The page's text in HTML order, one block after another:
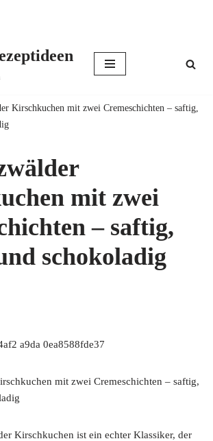
Kirschkuchen mit zwei Cremeschichten – saftig,
mit zwei
– saftig,
schokoladig
mit zwei Cremeschichten – saftig,
Kirschkuchen ist ein echter Klassiker, der